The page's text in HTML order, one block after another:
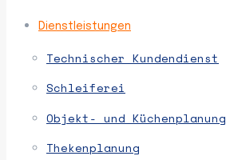
Dienstleistungen
Technischer Kundendienst
Schleiferei
Objekt- und Küchenplanung
Thekenplanung